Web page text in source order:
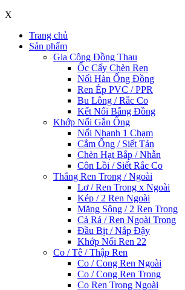
X
Trang chủ
Sản phẩm
Gia Công Đồng Thau
Ốc Cấy Chèn Ren
Nối Hàn Ống Đồng
Ren Ép PVC / PPR
Bu Lông / Rắc Co
Kết Nối Bằng Đồng
Khớp Nối Gắn Ống
Nối Nhanh 1 Chạm
Cắm Ống / Siết Tán
Chèn Hạt Bắp / Nhẫn
Côn Lồi / Siết Rắc Co
Thẳng Ren Trong / Ngoài
Lơ / Ren Trong x Ngoài
Kép / 2 Ren Ngoài
Măng Sông / 2 Ren Trong
Cả Rá / Ren Ngoài Trong
Đầu Bịt / Nắp Đậy
Khớp Nối Ren 22
Co / Tê / Thập Ren
Co / Cong Ren Ngoài
Co / Cong Ren Trong
Co Ren Trong Ngoài